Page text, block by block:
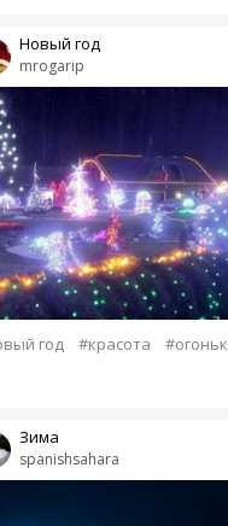
mrogarip
Новый год
год #красота
spanishsahara
Зима